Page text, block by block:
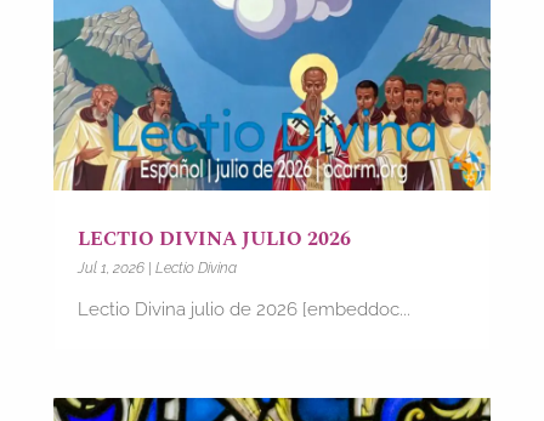
LECTIO DIVINA JULIO 2026
Jul 1, 2026| Lectio Divina
Lectio Divina julio de 2026 [embeddoc...